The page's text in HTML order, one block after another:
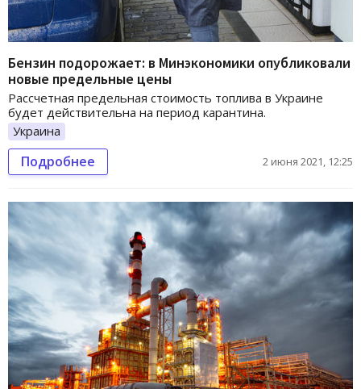
Бензин подорожает: в Минэкономики опубликовали
новые предельные цены
Рассчетная предельная стоимость топлива в Украине
будет действительна на период карантина.
Украина
Подробнее 2 июня 2021, 12:25